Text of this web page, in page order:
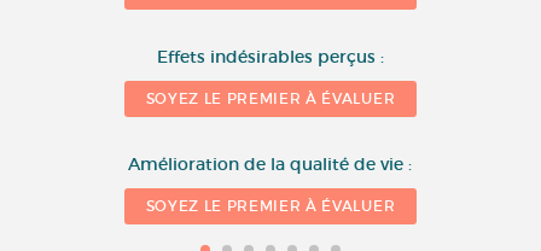
Effets indésirables perçus :
SOYEZ LE PREMIER À ÉVALUER
Amélioration de la qualité de vie :
SOYEZ LE PREMIER À ÉVALUER